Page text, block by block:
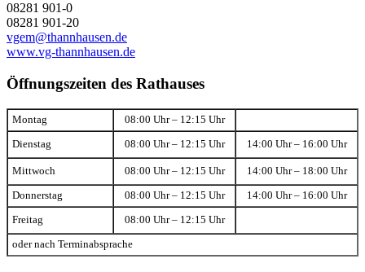
08281 901-0
08281 901-20
vgem@thannhausen.de
www.vg-thannhausen.de
Öffnungszeiten des Rathauses
Montag 08:00 Uhr – 12:15 Uhr
Dienstag 08:00 Uhr – 12:15 Uhr 14:00 Uhr – 16:00 Uhr
Mittwoch 08:00 Uhr – 12:15 Uhr 14:00 Uhr – 18:00 Uhr
Donnerstag 08:00 Uhr – 12:15 Uhr 14:00 Uhr – 16:00 Uhr
Freitag 08:00 Uhr – 12:15 Uhr
oder nach Terminabsprache